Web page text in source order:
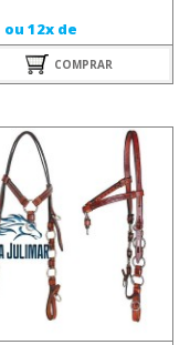
ou 12x de
COMPRAR